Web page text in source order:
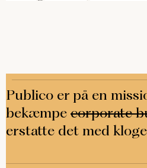
Publico er på en
bekæmpe corporate
erstatte det med